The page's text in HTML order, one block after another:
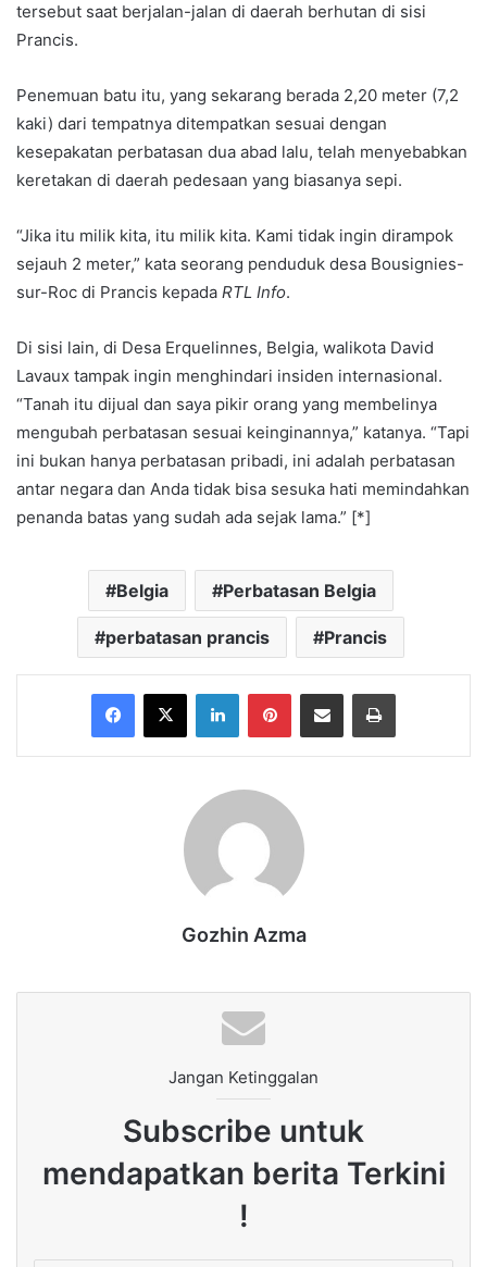
tersebut saat berjalan-jalan di daerah berhutan di sisi
Prancis.
Penemuan batu itu, yang sekarang berada 2,20 meter (7,2
kaki) dari tempatnya ditempatkan sesuai dengan
kesepakatan perbatasan dua abad lalu, telah menyebabkan
keretakan di daerah pedesaan yang biasanya sepi.
“Jika itu milik kita, itu milik kita. Kami tidak ingin dirampok
sejauh 2 meter,” kata seorang penduduk desa Bousignies-
sur-Roc di Prancis kepada RTL Info.
Di sisi lain, di Desa Erquelinnes, Belgia, walikota David
Lavaux tampak ingin menghindari insiden internasional.
“Tanah itu dijual dan saya pikir orang yang membelinya
mengubah perbatasan sesuai keinginannya,” katanya. “Tapi
ini bukan hanya perbatasan pribadi, ini adalah perbatasan
antar negara dan Anda tidak bisa sesuka hati memindahkan
penanda batas yang sudah ada sejak lama.” [*]
Belgia Perbatasan Belgia
perbatasan prancis Prancis
Facebook
X LinkedInPinterestShare via Email Print
Gozhin Azma
Jangan Ketinggalan
Subscribe untuk
mendapatkan berita Terkini
!